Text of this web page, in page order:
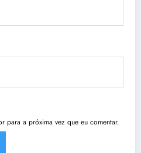
para a próxima vez que eu comentar.